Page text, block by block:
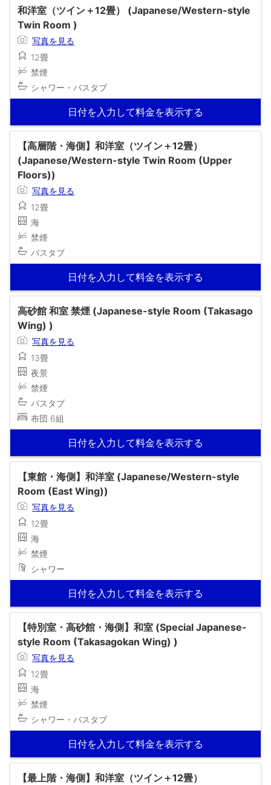
和洋室（ツイン＋12畳） (Japanese/Western-style
Twin Room )
写真を見る
12畳
禁煙
シャワー・バスタブ
日付を入力して料金を表示する
【高層階・海側】和洋室（ツイン＋12畳）
(Japanese/Western-style Twin Room (Upper
Floors))
写真を見る
12畳
海
禁煙
バスタブ
日付を入力して料金を表示する
高砂館 和室 禁煙 (Japanese-style Room (Takasago
Wing) )
写真を見る
13畳
夜景
禁煙
バスタブ
布団 6組
日付を入力して料金を表示する
【東館・海側】和洋室 (Japanese/Western-style
Room (East Wing))
写真を見る
12畳
海
禁煙
シャワー
日付を入力して料金を表示する
【特別室・高砂館・海側】和室 (Special Japanese-
style Room (Takasagokan Wing) )
写真を見る
12畳
海
禁煙
シャワー・バスタブ
日付を入力して料金を表示する
【最上階・海側】和洋室（ツイン＋12畳）